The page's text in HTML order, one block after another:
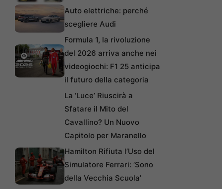
Auto elettriche: perché
scegliere Audi
Formula 1, la rivoluzione
del 2026 arriva anche nei
videogiochi: F1 25 anticipa
il futuro della categoria
La ‘Luce’ Riuscirà a
Sfatare il Mito del
Cavallino? Un Nuovo
Capitolo per Maranello
Hamilton Rifiuta l’Uso del
Simulatore Ferrari: ‘Sono
della Vecchia Scuola’